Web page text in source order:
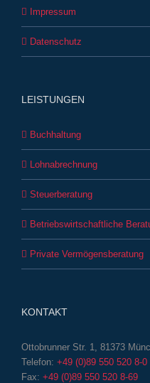
Impressum
Datenschutz
LEISTUNGEN
Buchhaltung
Lohnabrechnung
Steuerberatung
Betriebswirtschaftliche
Private Vermögensberatung
KONTAKT
Ottobrunner Str. 1, 81373
Telefon: +49 (0)89 550 520 8-0
Fax: +49 (0)89 550 520 8-69